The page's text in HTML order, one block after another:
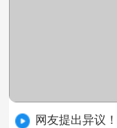
网友提出异议